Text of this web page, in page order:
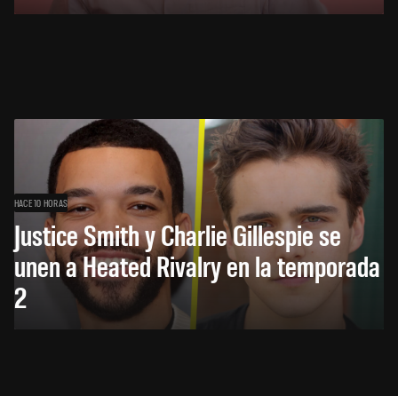
HACE 10 HORAS
Justice Smith y Charlie Gillespie se
unen a Heated Rivalry en la temporada
2